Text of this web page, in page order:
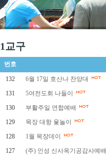
1교구
번호
132
6월 17일 호산나 찬양대
131
5여전도회 나들이
130
부활주일 연합예배
129
목장 대항 윷놀이
128
1월 목장데이
127
(주) 인성 신사옥기공감사예